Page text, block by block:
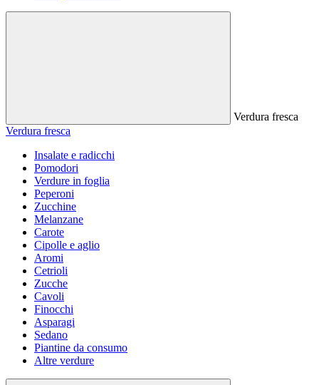
Verdura fresca
Verdura fresca
Insalate e radicchi
Pomodori
Verdure in foglia
Peperoni
Zucchine
Melanzane
Carote
Cipolle e aglio
Aromi
Cetrioli
Zucche
Cavoli
Finocchi
Asparagi
Sedano
Piantine da consumo
Altre verdure